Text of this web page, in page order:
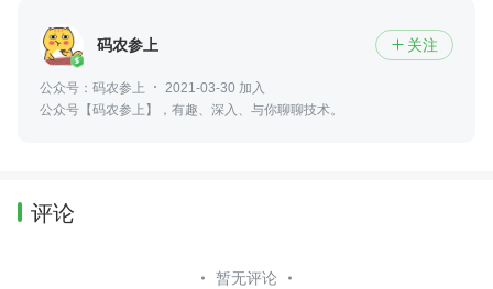
码农参上  关注
公众号：码农参上
2021-03-30 加入
公众号【码农参上】，有趣、深入、与你聊聊技术。
评论
暂无评论